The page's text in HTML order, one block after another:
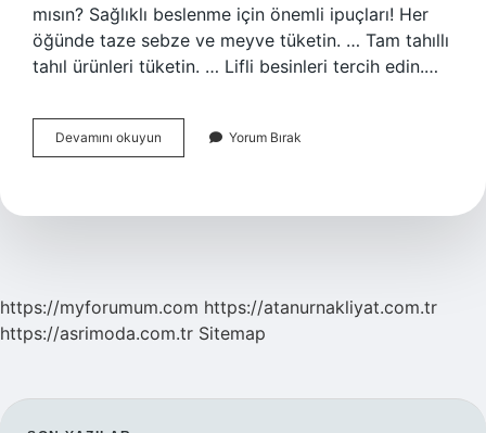
mısın? Sağlıklı beslenme için önemli ipuçları! Her
öğünde taze sebze ve meyve tüketin. … Tam tahıllı
tahıl ürünleri tüketin. … Lifli besinleri tercih edin.…
Devamını okuyun
Beslenmenin
Nedir
Yorum Bırak
https://myforumum.com https://atanurnakliyat.com.tr
https://asrimoda.com.tr Sitemap